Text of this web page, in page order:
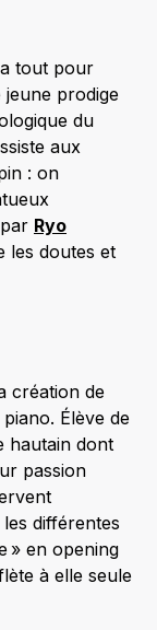
tout pour
jeune prodige
du
aux
: on
Ryo
les doutes et
création de
Élève de
hautain dont
passion
différentes
» en opening
à elle seule